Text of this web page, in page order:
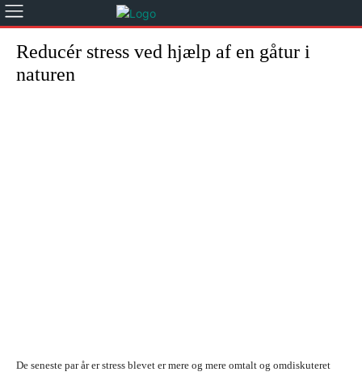
Reducér stress ved hjælp af en gåtur i
naturen
De seneste par år er stress blevet er mere og mere omtalt og omdiskuteret